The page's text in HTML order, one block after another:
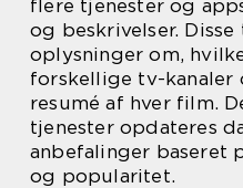
flere tjenester og
og beskrivelser.
oplysninger om,
forskellige tv-kanaler
resumé af hver film.
tjenester opdateres
anbefalinger baseret
og popularitet.